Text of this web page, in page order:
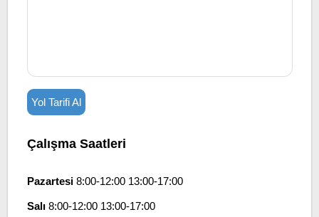
Yol Tarifi Al
Çalışma Saatleri
Pazartesi8:00-12:00 13:00-17:00
Salı8:00-12:00 13:00-17:00